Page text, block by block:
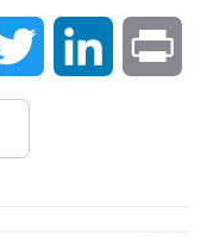
Twitter LinkedIn